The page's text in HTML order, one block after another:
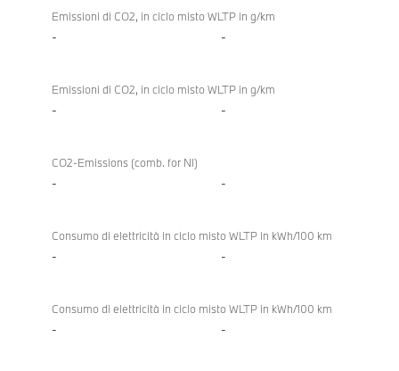
Emissioni di CO2, in ciclo misto WLTP in g/km
- -
Emissioni di CO2, in ciclo misto WLTP in g/km
- -
CO2-Emissions (comb. for NI)
- -
Consumo di elettricità in ciclo misto WLTP in kWh/100 km
- -
Consumo di elettricità in ciclo misto WLTP in kWh/100 km
- -